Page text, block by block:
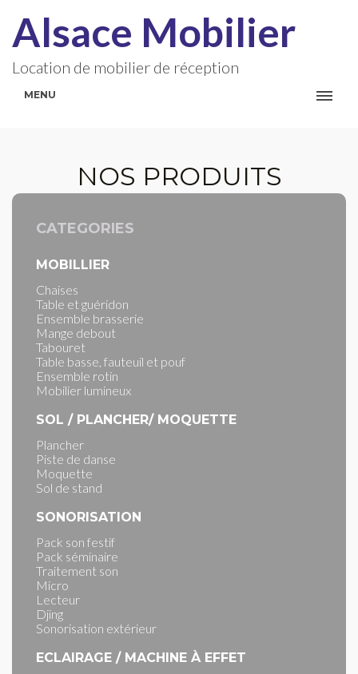
Alsace Mobilier
Location de mobilier de réception
MENU
NOS PRODUITS
CATEGORIES
MOBILLIER
Chaises
Table et guéridon
Ensemble brasserie
Mange debout
Tabouret
Table basse, fauteuil et pouf
Ensemble rotin
Mobilier lumineux
SOL / PLANCHER/ MOQUETTE
Plancher
Piste de danse
Moquette
Sol de stand
SONORISATION
Pack son festif
Pack séminaire
Traitement son
Micro
Lecteur
Djing
Sonorisation extérieur
ECLAIRAGE / MACHINE À EFFET